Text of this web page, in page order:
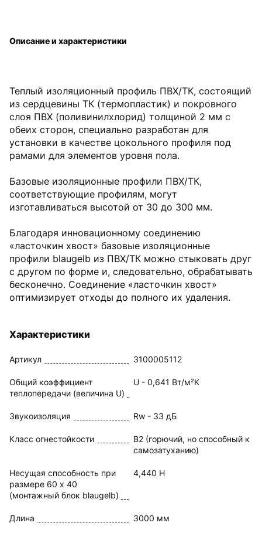
Теплый изоляционный профиль ПВХ/ТК, состоящий
из сердцевины ТК (термопластик) и покровного
слоя ПВХ (поливинилхлорид) толщиной 2 мм с
обеих сторон, специально разработан для
установки в качестве цокольного профиля под
рамами для элементов уровня пола.
Базовые изоляционные профили ПВХ/ТК,
соответствующие профилям, могут
изготавливаться высотой от 30 до 300 мм.
Благодаря инновационному соединению
«ласточкин хвост» базовые изоляционные
профили blaugelb из ПВХ/ТК можно стыковать друг
с другом по форме и, следовательно, обрабатывать
бесконечно. Соединение «ласточкин хвост»
оптимизирует отходы до полного их удаления.
Характеристики
Артикул 3100005112
Общий коэффициент
теплопередачи (величина U)
U - 0,641 Вт/м²К
Звукоизоляция Rw - 33 дБ
Класс огнестойкости
B2 (горючий, но способный к
самозатуханию)
Несущая способность при
размере 60 x 40
(монтажный блок blaugelb)
4,440 Н
Длина 3000 мм
Описание и характеристики